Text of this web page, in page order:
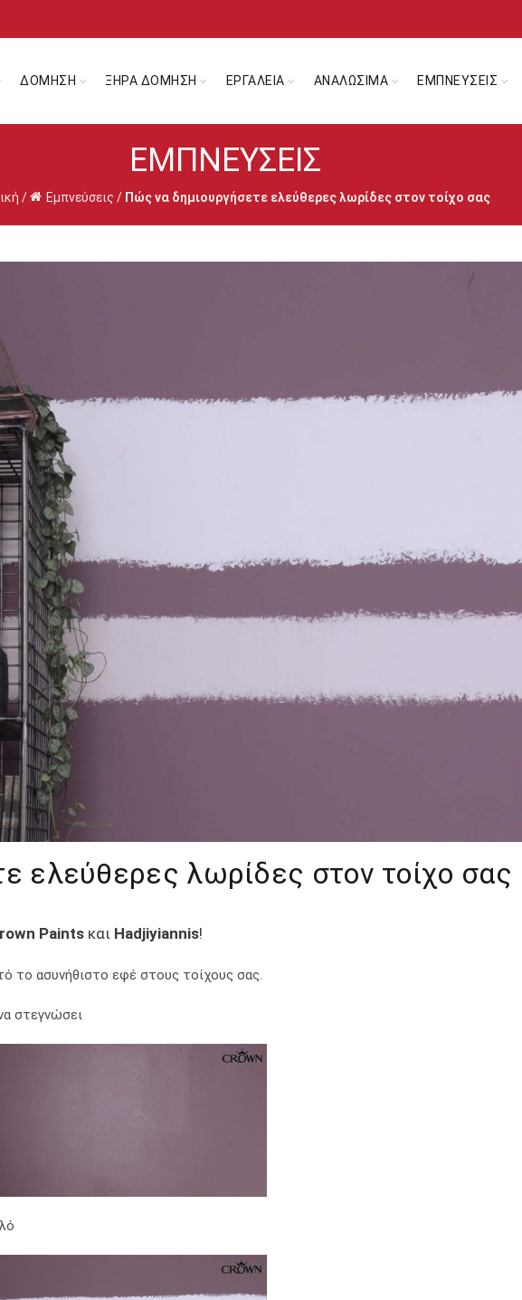
ΔΟΜΗΣΗ ΞΗΡΑ ΔΟΜΗΣΗ ΕΡΓΑΛΕΙΑ ΑΝΑΛΩΣΙΜΑ ΕΜΠΝΕΥΣΕΙΣ
ΕΜΠΝΕΎΣΕΙΣ
/ Εμπνεύσεις / Πώς να δημιουργήσετε ελεύθερες λωρίδες στον τοίχο σας
ελεύθερες λωρίδες στον τοίχο σας
Paints και Hadjiyiannis!
το ασυνήθιστο εφέ στους τοίχους σας.
στεγνώσει